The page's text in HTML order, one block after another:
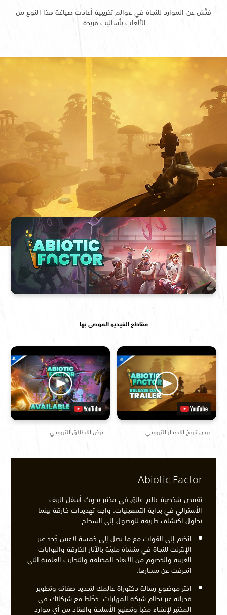
فتِّش عن الموارد للنجاة في عوالم تخريبية أعادت صياغة هذا النوع من
الألعاب بأساليب فريدة.
مقاطع الفيديو الموصى بها
عرض الإطلاق الترويجي عرض تاريخ الإصدار الترويجي
Abiotic Factor
تقمص شخصية عالم عالق في مختبر بحوث أسفل الريف
الأسترالي في بداية التسعينيات. واجه تهديدات خارقة بينما
تحاول اكتشاف طريقة للوصول إلى السطح.
انضم إلى القوات مع ما يصل إلى خمسة لاعبين جُدد عبر
الإنترنت للنجاة في منشأة مليئة بالآثار الخارقة والبوابات
الغريبة والخصوم من الأبعاد المختلفة والتجارب العلمية التي
انحرفت عن مسارها.
اختر موضوع رسالة دكتوراة عالمك لتحديد صفاته وتطوير
قدراته عبر نظام شبكة المهارات. خطّط مع شركائك في
المختبر لإنشاء مخبأ وتصنيع الأسلحة والعتاد من أي موارد